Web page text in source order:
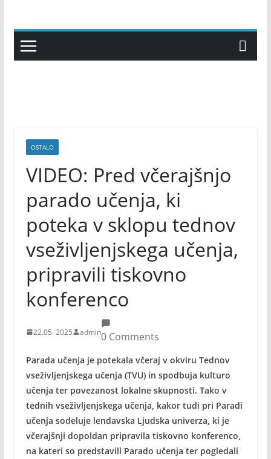
content
OSTALO
VIDEO: Pred včerajšnjo
parado učenja, ki
poteka v sklopu tednov
vseživljenjskega učenja,
pripravili tiskovno
konferenco
22.05. 2025 admin0 Comments
Parada učenja je potekala včeraj v okviru Tednov
vseživljenjskega učenja (TVU) in spodbuja kulturo
učenja ter povezanost lokalne skupnosti. Tako v
tednih vseživljenjskega učenja, kakor tudi pri Paradi
učenja sodeluje lendavska Ljudska univerza, ki je
včerajšnji dopoldan pripravila tiskovno konferenco,
na kateri so predstavili Parado učenja ter pogledali